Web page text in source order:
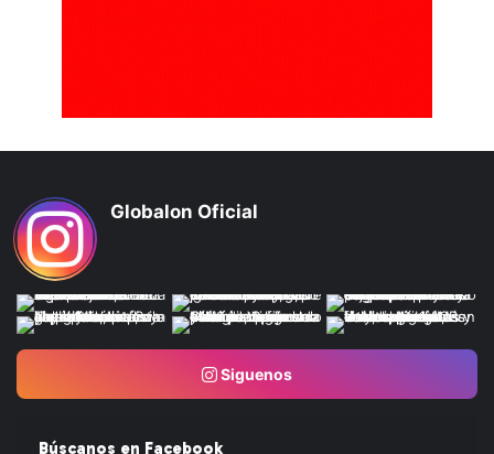
Globalon Oficial
Siguenos
Búscanos en Facebook